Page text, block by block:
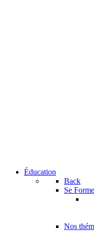
Éducation
Back
Se
Nos